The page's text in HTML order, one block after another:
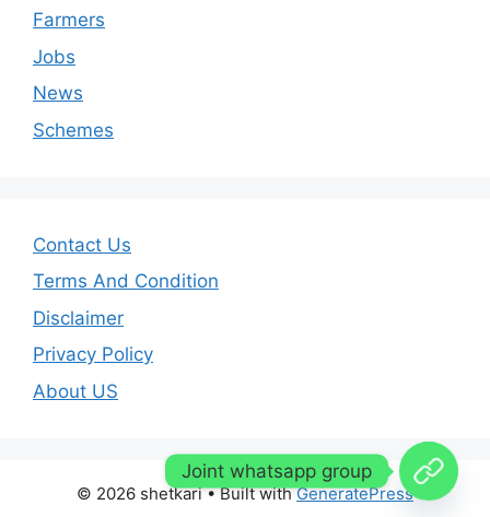
Farmers
Jobs
News
Schemes
Contact Us
Terms And Condition
Disclaimer
Privacy Policy
About US
© 2026 shetkari• Built withGeneratePress
Joint whatsapp group